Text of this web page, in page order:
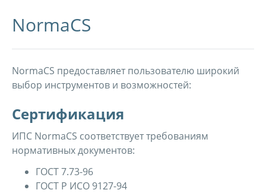
NormaCS
NormaCS предоставляет пользователю широкий
выбор инструментов и возможностей:
Сертификация
ИПС NormaCS соответствует требованиям
нормативных документов:
ГОСТ 7.73-96
ГОСТ Р ИСО 9127-94